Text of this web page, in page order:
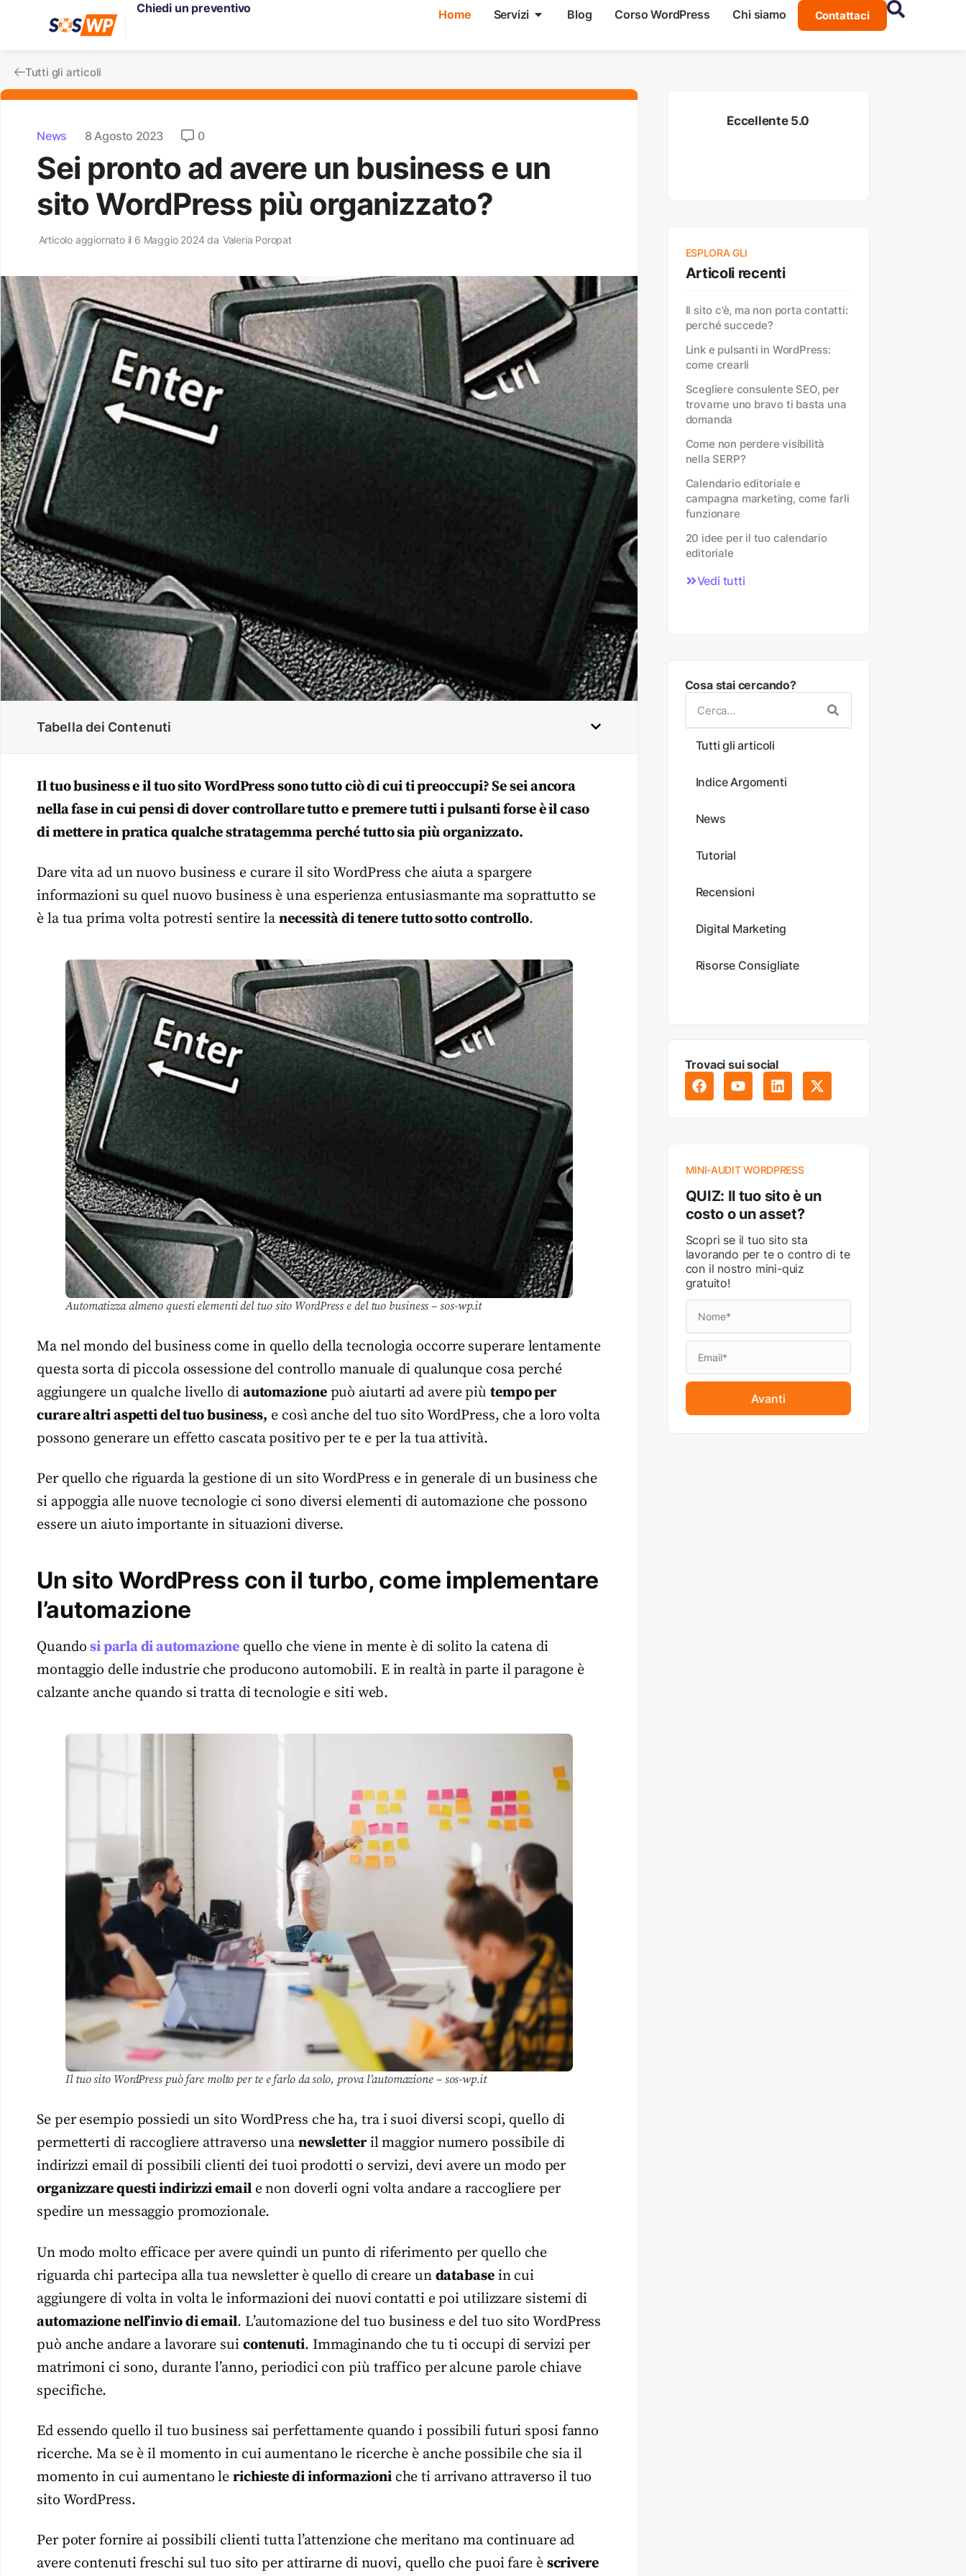
Home Servizi Blog Corso WordPress Chi siamo Contattaci
Chiedi un preventivo
Tutti gli articoli
News 8 Agosto 2023 0
Sei pronto ad avere un business e un
sito WordPress più organizzato?
Articolo aggiornato il 6 Maggio 2024 da Valeria Poropat
Tabella dei Contenuti
Il tuo business e il tuo sito WordPress sono tutto ciò di cui ti preoccupi? Se sei ancora
nella fase in cui pensi di dover controllare tutto e premere tutti i pulsanti forse è il caso
di mettere in pratica qualche stratagemma perché tutto sia più organizzato.
Dare vita ad un nuovo business e curare il sito WordPress che aiuta a spargere
informazioni su quel nuovo business è una esperienza entusiasmante ma soprattutto se
è la tua prima volta potresti sentire la necessità di tenere tutto sotto controllo.
Automatizza almeno questi elementi del tuo sito WordPress e del tuo business – sos-wp.it
Ma nel mondo del business come in quello della tecnologia occorre superare lentamente
questa sorta di piccola ossessione del controllo manuale di qualunque cosa perché
aggiungere un qualche livello di automazionepuò aiutarti ad avere più tempo per
curare altri aspetti del tuo business, e così anche del tuo sito WordPress, che a loro volta
possono generare un effetto cascata positivo per te e per la tua attività.
Per quello che riguarda la gestione di un sito WordPress e in generale di un business che
si appoggia alle nuove tecnologie ci sono diversi elementi di automazione che possono
essere un aiuto importante in situazioni diverse.
Un sito WordPress con il turbo, come implementare
l’automazione
Quandosi parla di automazionequello che viene in mente è di solito la catena di
montaggio delle industrie che producono automobili. E in realtà in parte il paragone è
calzante anche quando si tratta di tecnologie e siti web.
Il tuo sito WordPress può fare molto per te e farlo da solo, prova l’automazione – sos-wp.it
Se per esempio possiedi un sito WordPress che ha, tra i suoi diversi scopi, quello di
permetterti di raccogliere attraverso una newsletteril maggior numero possibile di
indirizzi email di possibili clienti dei tuoi prodotti o servizi, devi avere un modo per
organizzare questi indirizzi emaile non doverli ogni volta andare a raccogliere per
spedire un messaggio promozionale.
Un modo molto efficace per avere quindi un punto di riferimento per quello che
riguarda chi partecipa alla tua newsletter è quello di creare un databasein cui
aggiungere di volta in volta le informazioni dei nuovi contatti e poi utilizzare sistemi di
automazione nell’invio di email. L’automazione del tuo business e del tuo sito WordPress
può anche andare a lavorare sui contenuti. Immaginando che tu ti occupi di servizi per
matrimoni ci sono, durante l’anno, periodici con più traffico per alcune parole chiave
specifiche.
Ed essendo quello il tuo business sai perfettamente quando i possibili futuri sposi fanno
ricerche. Ma se è il momento in cui aumentano le ricerche è anche possibile che sia il
momento in cui aumentano lerichieste di informazioniche ti arrivano attraverso il tuo
sito WordPress.
Per poter fornire ai possibili clienti tutta l’attenzione che meritano ma continuare ad
avere contenuti freschi sul tuo sito per attirarne di nuovi, quello che puoi fare è scrivere
Eccellente 5.0
ESPLORA GLI
Articoli recenti
Il sito c’è, ma non porta contatti:
perché succede?
Link e pulsanti in WordPress:
come crearli
Scegliere consulente SEO, per
trovarne uno bravo ti basta una
domanda
Come non perdere visibilità
nella SERP?
Calendario editoriale e
campagna marketing, come farli
funzionare
20 idee per il tuo calendario
editoriale
Vedi tutti
Cosa stai cercando?
Tutti gli articoli
Indice Argomenti
News
Tutorial
Recensioni
Digital Marketing
Risorse Consigliate
Trovaci sui social
MINI-AUDIT WORDPRESS
QUIZ: Il tuo sito è un
costo o un asset?
Scopri se il tuo sito sta
lavorando per te o contro di te
con il nostro mini-quiz
gratuito!
Avanti